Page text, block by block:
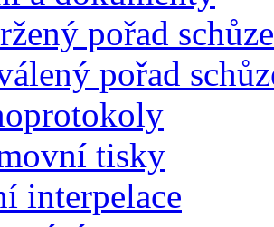
pořad schůze
pořad
tisky
interpelace